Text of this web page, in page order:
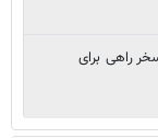
تمسخر راهی برای